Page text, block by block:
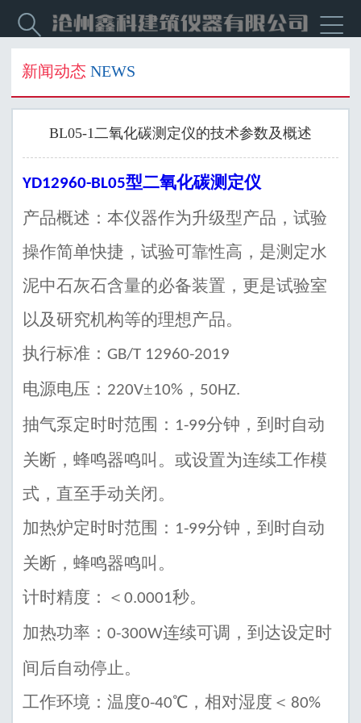


新闻动态 NEWS
BL05-1二氧化碳测定仪的技术参数及概述
YD12960-BL05型二氧化碳测定仪
产品概述：本仪器作为升级型产品，试验
操作简单快捷，试验可靠性高，是测定水
泥中石灰石含量的必备装置，更是试验室
以及研究机构等的理想产品。
执行标准：GB/T 12960-2019
电源电压： 220V±10% ， 50HZ.
抽气泵定时时范围： 1-99分钟，到时自动
关断，蜂鸣器鸣叫。或设置为连续工作模
式，直至手动关闭。
加热炉定时时范围： 1-99分钟，到时自动
关断，蜂鸣器鸣叫。
计时精度：＜0.0001秒。
加热功率：0-300W连续可调，到达设定时
间后自动停止。
工作环境：温度0-40℃，相对湿度＜ 80%